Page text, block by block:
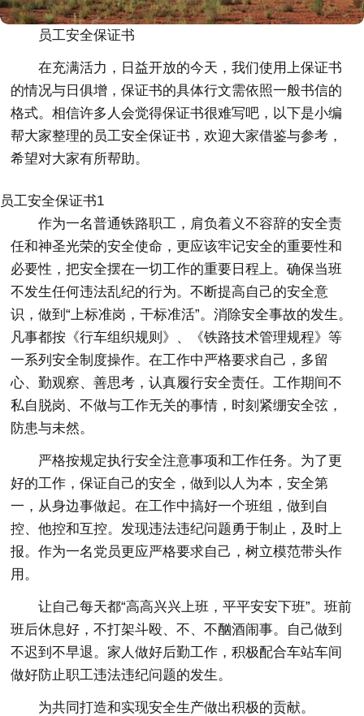
员工安全保证书
在充满活力，日益开放的今天，我们使用上保证书
的情况与日俱增，保证书的具体行文需依照一般书信的
格式。相信许多人会觉得保证书很难写吧，以下是小编
帮大家整理的员工安全保证书，欢迎大家借鉴与参考，
希望对大家有所帮助。
员工安全保证书1
作为一名普通铁路职工，肩负着义不容辞的安全责
任和神圣光荣的安全使命，更应该牢记安全的重要性和
必要性，把安全摆在一切工作的重要日程上。确保当班
不发生任何违法乱纪的行为。不断提高自己的安全意
识，做到“上标准岗，干标准活”。消除安全事故的发生。
凡事都按《行车组织规则》、《铁路技术管理规程》等
一系列安全制度操作。在工作中严格要求自己，多留
心、勤观察、善思考，认真履行安全责任。工作期间不
私自脱岗、不做与工作无关的事情，时刻紧绷安全弦，
防患与未然。
严格按规定执行安全注意事项和工作任务。为了更
好的工作，保证自己的安全，做到以人为本，安全第
一，从身边事做起。在工作中搞好一个班组，做到自
控、他控和互控。发现违法违纪问题勇于制止，及时上
报。作为一名党员更应严格要求自己，树立模范带头作
用。
让自己每天都“高高兴兴上班，平平安安下班”。班前
班后休息好，不打架斗殴、不、不酗酒闹事。自己做到
不迟到不早退。家人做好后勤工作，积极配合车站车间
做好防止职工违法违纪问题的发生。
为共同打造和实现安全生产做出积极的贡献。